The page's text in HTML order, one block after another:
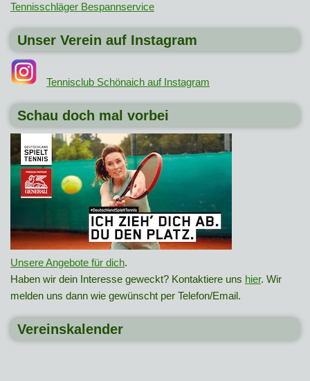
Tennisschläger Bespannservice
Unser Verein auf Instagram
Tennisclub Schönaich auf Instagram
Schau doch mal vorbei
Unsere Angebote für dich.
Haben wir dein Interesse geweckt? Kontaktiere uns hier. Wir
melden uns dann wie gewünscht per Telefon/Email.
Vereinskalender